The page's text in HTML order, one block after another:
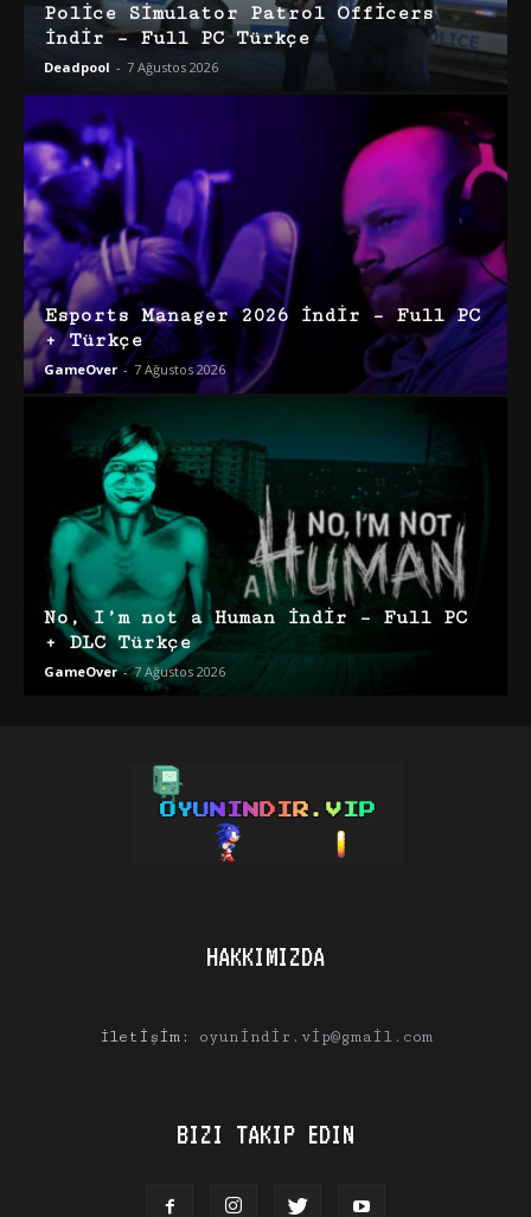
Police Simulator Patrol Officers
İndir – Full PC Türkçe
Deadpool - 7 Ağustos 2026
Esports Manager 2026 İndir – Full PC
+ Türkçe
GameOver - 7 Ağustos 2026
No, I’m not a Human İndir – Full PC
+ DLC Türkçe
GameOver - 7 Ağustos 2026
HAKKIMIZDA
İletişim: oyunindir.vip@gmail.com
BIZI TAKIP EDIN